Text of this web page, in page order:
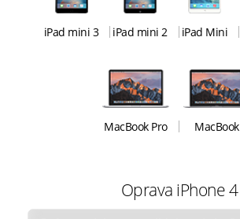
iPad mini 3 iPad mini 2 iPad Mini
MacBook Pro MacBook
Oprava iPhone 4